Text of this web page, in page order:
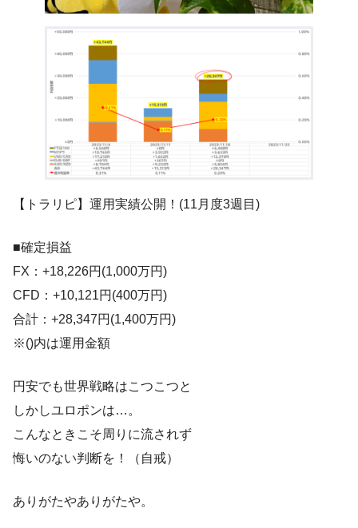
【トラリピ】運用実績公開！(11月度3週目)
■確定損益
FX：+18,226円(1,000万円)
CFD：+10,121円(400万円)
合計：+28,347円(1,400万円)
※()内は運用金額
円安でも世界戦略はこつこつと
しかしユロポンは…。
こんなときこそ周りに流されず
悔いのない判断を！（自戒）
ありがたやありがたや。